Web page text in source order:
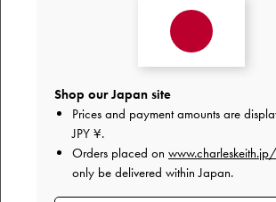
普段のスニーカーは24. 0cmを履いてい
厚手のソックスなど履く時のことも
バッグジップなので着脱も楽ちんであ
デザイン
とても良かった
品質
Shop our Japan site
Prices and payment amounts are
JPY ¥.
Orders placed on
only be delivered within Japan.